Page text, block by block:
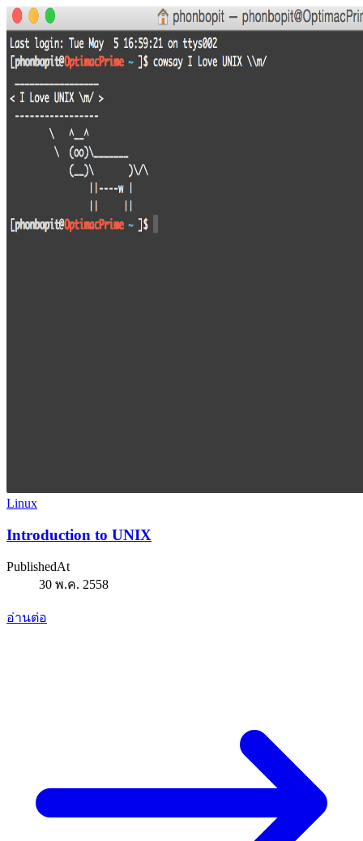
Linux
Introduction to UNIX
PublishedAt
30 พ.ค. 2558
อ่านต่อ